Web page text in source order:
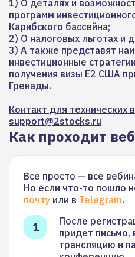
1) О деталях и
программ
Карибского бассейна;
2) О налоговых льготах и
3) А также представят
инвестиционные
получения визы E2 США
Гренады.
Контакт для технических
support@2stocks.ru
Как проходит
Все просто — все
Но если что-то пошло
почту или в Telegram.
После
придет письмо,
трансляцию и